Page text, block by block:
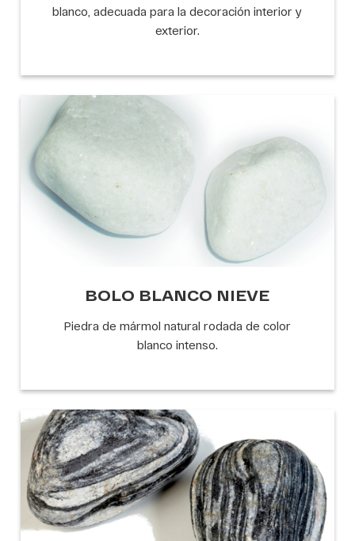
blanco, adecuada para la decoración interior y
exterior.
BOLO BLANCO NIEVE
Piedra de mármol natural rodada de color
blanco intenso.